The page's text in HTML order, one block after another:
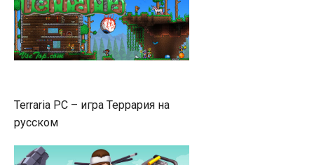
Terraria PC – игра Террария на
русском